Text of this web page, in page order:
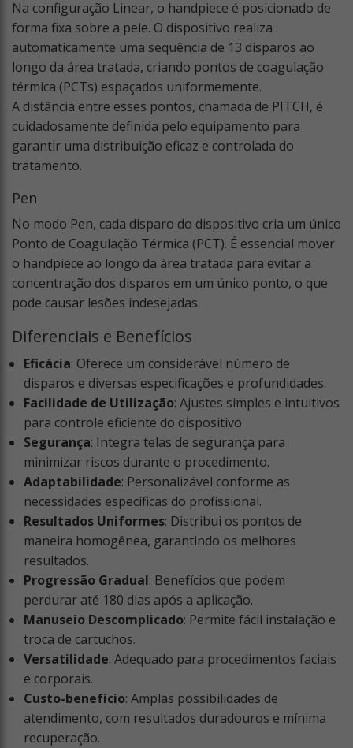
Na configuração Linear, o handpiece é posicionado de
forma fixa sobre a pele. O dispositivo realiza
automaticamente uma sequência de 13 disparos ao
longo da área tratada, criando pontos de coagulação
térmica (PCTs) espaçados uniformemente.
A distância entre esses pontos, chamada de PITCH, é
cuidadosamente definida pelo equipamento para
garantir uma distribuição eficaz e controlada do
tratamento.
Pen
No modo Pen, cada disparo do dispositivo cria um único
Ponto de Coagulação Térmica (PCT). É essencial mover
o handpiece ao longo da área tratada para evitar a
concentração dos disparos em um único ponto, o que
pode causar lesões indesejadas.
Diferenciais e Benefícios
Eficácia: Oferece um considerável número de
disparos e diversas especificações e profundidades.
Facilidade de Utilização: Ajustes simples e intuitivos
para controle eficiente do dispositivo.
Segurança: Integra telas de segurança para
minimizar riscos durante o procedimento.
Adaptabilidade: Personalizável conforme as
necessidades específicas do profissional.
Resultados Uniformes: Distribui os pontos de
maneira homogênea, garantindo os melhores
resultados.
Progressão Gradual: Benefícios que podem
perdurar até 180 dias após a aplicação.
Manuseio Descomplicado: Permite fácil instalação e
troca de cartuchos.
Versatilidade: Adequado para procedimentos faciais
e corporais.
Custo-benefício: Amplas possibilidades de
atendimento, com resultados duradouros e mínima
recuperação.